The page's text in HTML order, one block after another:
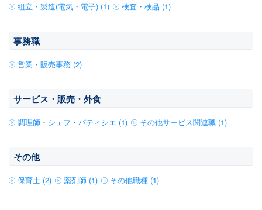
組立・製造(電気・電子) (1)
検査・検品 (1)
事務職
営業・販売事務 (2)
サービス・販売・外食
調理師・シェフ・パティシエ (1) その他サービス関連職 (1)
その他
保育士 (2) 薬剤師 (1) その他職種 (1)